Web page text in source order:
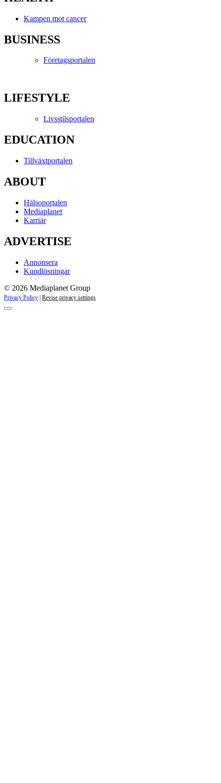
Kampen mot cancer
BUSINESS
Företagsportalen
LIFESTYLE
Livsstilsportalen
EDUCATION
Tillväxtportalen
ABOUT
Hälsoportalen
Mediaplanet
Karriär
ADVERTISE
Annonsera
Kundlösningar
© 2026 Mediaplanet Group
Privacy Policy | Revise privacy settings